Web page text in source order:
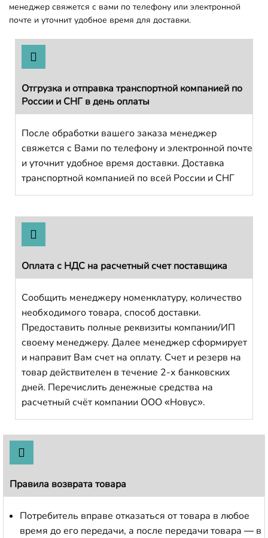
менеджер свяжется с вами по телефону или электронной
почте и уточнит удобное время для доставки.
Отгрузка и отправка транспортной компанией по
России и СНГ в день оплаты
После обработки вашего заказа менеджер
свяжется с Вами по телефону и электронной почте
и уточнит удобное время доставки. Доставка
транспортной компанией по всей России и СНГ
Оплата с НДС на расчетный счет поставщика
Сообщить менеджеру номенклатуру, количество
необходимого товара, способ доставки.
Предоставить полные реквизиты компании/ИП
своему менеджеру. Далее менеджер сформирует
и направит Вам счет на оплату. Счет и резерв на
товар действителен в течение 2-х банковских
дней. Перечислить денежные средства на
расчетный счёт компании ООО «Новус».
Правила возврата товара
Потребитель вправе отказаться от товара в любое
время до его передачи, а после передачи товара — в